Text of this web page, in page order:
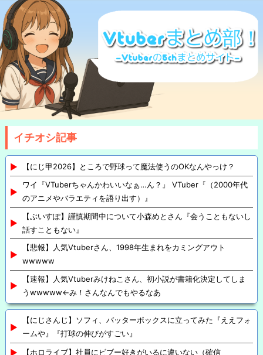
イチオシ記事
【にじ甲2026】ところで野球って魔法使うのOKなんやっけ？
ワイ『VTuberちゃんかわいいなぁ…ん？』 VTuber『（2000年代
のアニメやバラエティを語り出す）』
【ぶいすぽ】謹慎期間中について小森めとさん『会うこともないし
話すこともない』
【悲報】人気Vtuberさん、1998年生まれをカミングアウト
wwwww
【速報】人気Vtuberみけねこさん、初小説が書籍化決定してしま
うwwwww←み！さんなんでもやるなあ
【にじさんじ】ソフィ、バッターボックスに立ってみた『ええフォ
ームや』『打球の伸びがすごい』
【ホロライブ】社員にビブー好きがいるに違いない（確信